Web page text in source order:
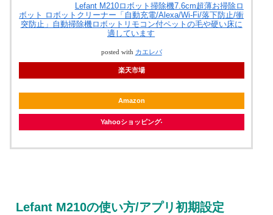
Lefant M210ロボット掃除機7.6cm超薄お掃除ロ
ボット ロボットクリーナー「自動充電/Alexa/Wi-Fi/落下防止/衝
突防止」自動掃除機ロボットリモコン付ペットの毛や硬い床に
適しています
posted with カエレバ
楽天市場
Amazon
Yahooショッピング
Lefant M210の使い方/アプリ初期設定